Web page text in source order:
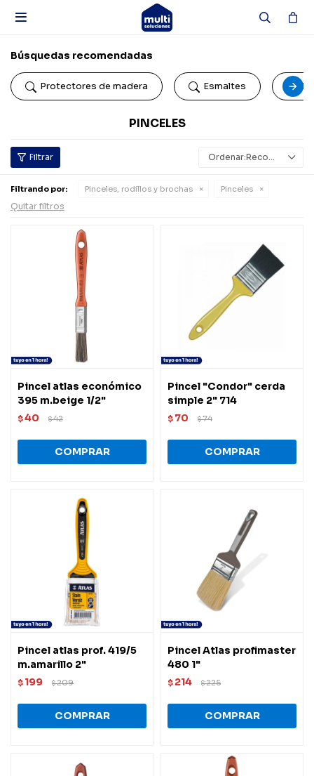

Búsquedas recomendadas
Protectores de madera Esmaltes
PINCELES
Recomendados
Filtrando por: Pinceles, rodillos y brochas Pinceles
Quitar filtros
Pincel atlas económico
395 m.beige 1/2"
$40 $42
Pincel "Condor" cerda
simple 2" 714
$ 70 $74
Pincel atlas prof. 419/5
m.amarillo 2"
$ 199 $209
Pincel Atlas profimaster
480 1"
$ 214 $225